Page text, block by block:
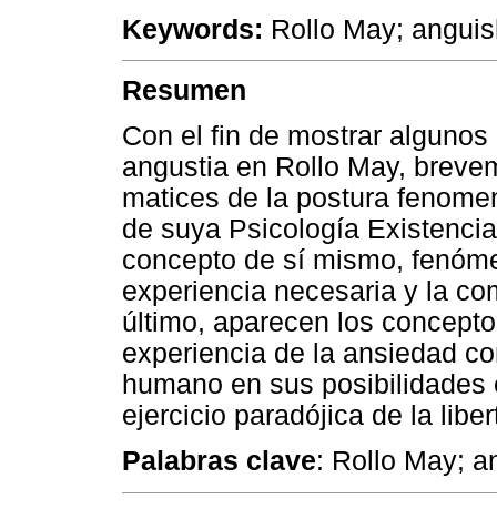
Keywords: Rollo May;
Resumen
Con el fin de mostrar
angustia en Rollo May,
matices de la postura
de suya Psicología
concepto de sí mismo,
experiencia necesaria y la
último, aparecen los
experiencia de la ansiedad
humano en sus
ejercicio paradójica de la
Palabras clave: Rollo May;